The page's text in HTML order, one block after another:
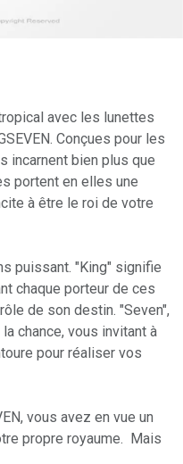
avec les lunettes
Conçues pour les
incarnent bien plus que
portent en elles une
à être le roi de votre
puissant. "King" signifie
chaque porteur de ces
de son destin. "Seven",
chance, vous invitant à
pour réaliser vos
vous avez en vue un
propre royaume. Mais